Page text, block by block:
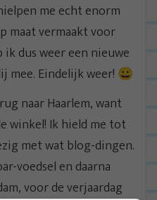
me echt enorm
maat vermaakt voor
ik dus weer een nieuwe
mee. Eindelijk weer! 😀
naar Haarlem, want
winkel! Ik hield me tot
met wat blog-dingen.
voedsel en daarna
voor de verjaardag